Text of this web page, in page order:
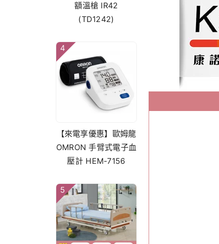
額溫槍 IR42
(TD1242)
4
【來電享優惠】歐姆龍
OMRON 手臂式電子血
壓計 HEM-7156
5